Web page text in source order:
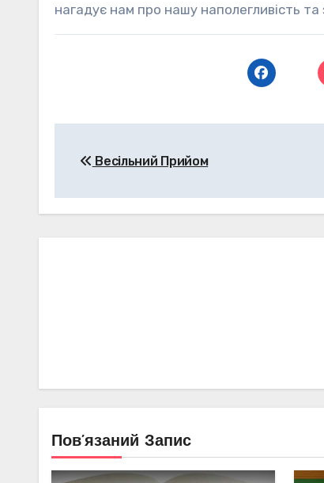
нагадує нам про нашу наполегливість
записів
Весільний Прийом
Пов’язаний Запис